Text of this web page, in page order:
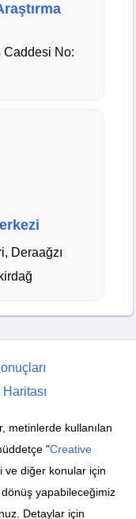
Caddesi No:
Deraağzı
metinlerde kullanılan
"Creative
ve diğer konular için
yapabileceğimiz
Detaylar için